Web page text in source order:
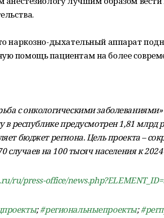
наркозно-дыхательный аппарат
помощь пациентам на более
с онкологическими
в республике предусмотрен 1,81 млрд
бюджет региона. Цель проекта –
случаев на 100 тысяч населения к 2024
ru/press-office/
;#региональныепроекты;